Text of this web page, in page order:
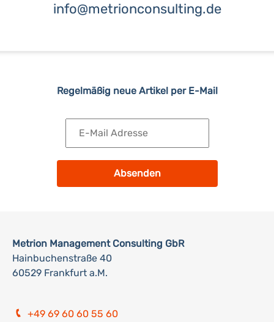
info@metrionconsulting.de
Regelmäßig neue Artikel per E-Mail
Absenden
Metrion Management Consulting GbR
Hainbuchenstraße 40
60529 Frankfurt a.M.
+49 69 60 60 55 60